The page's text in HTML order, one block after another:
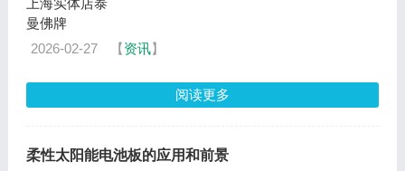
2026-02-27 【资讯】
阅读更多
柔性太阳能电池板的应用和前景